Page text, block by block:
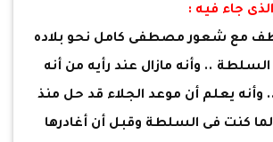
جاء فيه :
مع شعور مصطفى كامل نحو بلاده
.. وأنه مازال عند رأيه من أنه
يعلم أن موعد الجلاء قد حل منذ
كنت فى السلطة وقبل أن أغادرها